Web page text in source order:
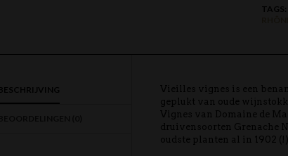
TAGS:
Vieilles vignes is een
geplukt van oude
Vignes van Domaine de
druivensoorten Grenache
oudste planten al in 1902